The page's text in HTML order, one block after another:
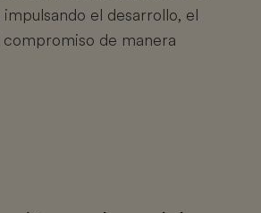
el desarrollo, el
de manera